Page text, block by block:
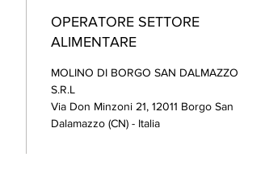
OPERATORE SETTORE
ALIMENTARE
MOLINO DI BORGO SAN DALMAZZO
S.R.L
Via Don Minzoni 21, 12011 Borgo San
Dalamazzo (CN) - Italia